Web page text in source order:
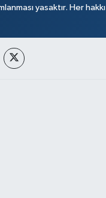
yasaktır. Her hakkı